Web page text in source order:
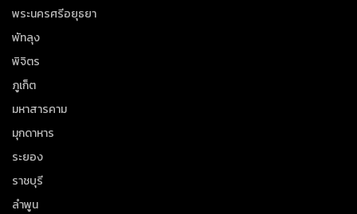
พระนครศรีอยุธยา
พัทลุง
พิจิตร
ภูเก็ต
มหาสารคาม
มุกดาหาร
ระยอง
ราชบุรี
ลำพูน